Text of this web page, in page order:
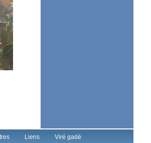
Liens Viré gadé